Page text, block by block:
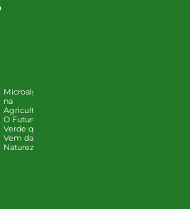
Microalgas
na
Agricultura:
O Futuro
Verde que
Vem da
Natureza